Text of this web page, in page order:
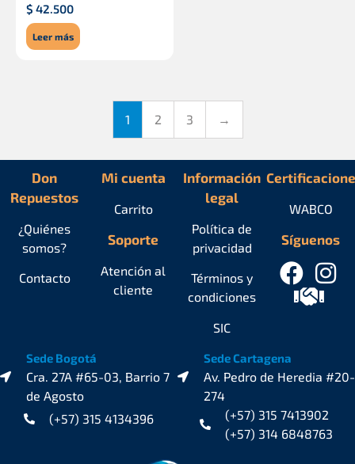
$ 42.500
Leer más
1 2 3 →
Don
Repuestos
¿Quiénes
somos?
Contacto
Mi cuenta
Carrito
Soporte
Atención al
cliente
Información
legal
Política de
privacidad
Términos y
condiciones
SIC
Síguenos
WABCO
Sede Bogotá
Cra. 27A #65-03, Barrio 7
de Agosto
(+57) 315 4134396
Sede Cartagena
Av. Pedro de Heredia #20-
274
(+57) 315 7413902
(+57) 314 6848763